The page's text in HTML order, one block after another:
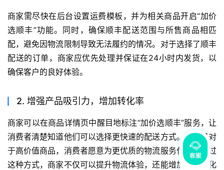
商家需尽快在后台设置运费模板，并为相关商品开启“加价
选顺丰”功能。同时，确保顺丰配送范围与所售商品相匹
配，避免因物流限制导致无法履约的情况。对于选择了顺丰
配送的订单，商家应优先处理并保证在24小时内发货，以
确保客户的良好体验。
2. 增强产品吸引力，增加转化率
商家可以在商品详情页中醒目地标注“加价选顺丰”服务，让
消费者清楚知道他们可以选择更快速的配送方式。尤其是对
于高价值商品，消费者愿意为更优质的物流服务付费。通过
这种方式，商家不仅可以提升物流体验，还能增加订单转化